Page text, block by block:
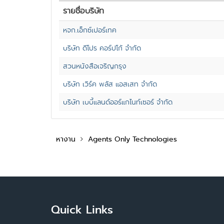
รายชื่อบริษัท
หจก.เอ็กซ์เปอร์เทค
บริษัท ดีโปร คอร์ปโก้ จำกัด
สวนหนังสือเจริญกรุง
บริษัท เวิร์ค พลัส แอสเสท จำกัด
บริษัท เบบี้แลนด์ออร์แกไนท์เซอร์ จำกัด
หางาน Agents Only Technologies
Quick Links